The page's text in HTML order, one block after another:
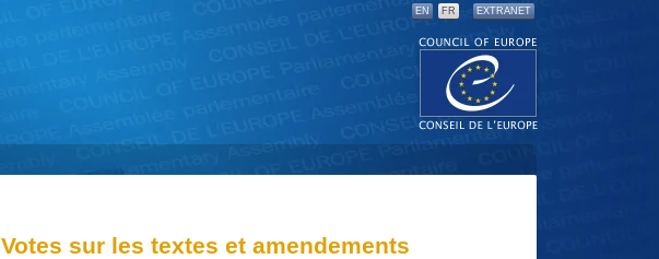
EN FR EXTRANET
Votes sur les textes et amendements